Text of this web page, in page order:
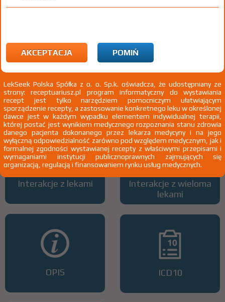
100%
Wszystkie dawki leku
Interakcje z lekami
OPIS
ATC
Interakcje z wieloma
lekami
ICD10
AKCEPTACJA POMIŃ
LekSeek Polska Spółka z o. o. Sp.k. oświadcza, że udostępniany ze
strony: receptuariusz.pl program informatyczny do wystawiania
recept jest tylko narzędziem pomocniczym ułatwiającym
sporządzenie recepty, a zastosowanie konkretnego leku w określonej
dawce jest w każdym wypadku elementem indywidualnej terapii,
której postać jest wynikiem medycznego rozpoznania stanu zdrowia
danego pacjenta dokonanego przez lekarza medycyny i na jego
wyłączną odpowiedzialność zarówno pod względem medycznym, jak i
formalnej zgodności wystawianej recepty z właściwymi przepisami i
wymaganiami instytucji publicznoprawnych zajmujących się
organizacją, regulacją i finansowaniem rynku usług medycznych.